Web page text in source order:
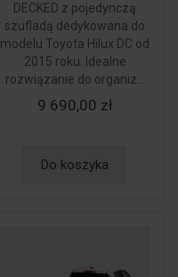
DECKED z pojedynczą
szufladą dedykowana do
modelu Toyota Hilux DC od
2015 roku. Idealne
rozwiązanie do organiz...
9 690,00 zł
Do koszyka